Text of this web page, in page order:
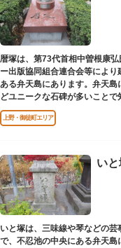
暦塚は、第73代首相中曽根康
ー出版協同組合連合会等によ
ある弁天島にあります。弁天
どユニークな石碑が多いことで
上野・御徒町エリア
い
いと塚は、三味線や琴などの
で、不忍池の中央にある弁天